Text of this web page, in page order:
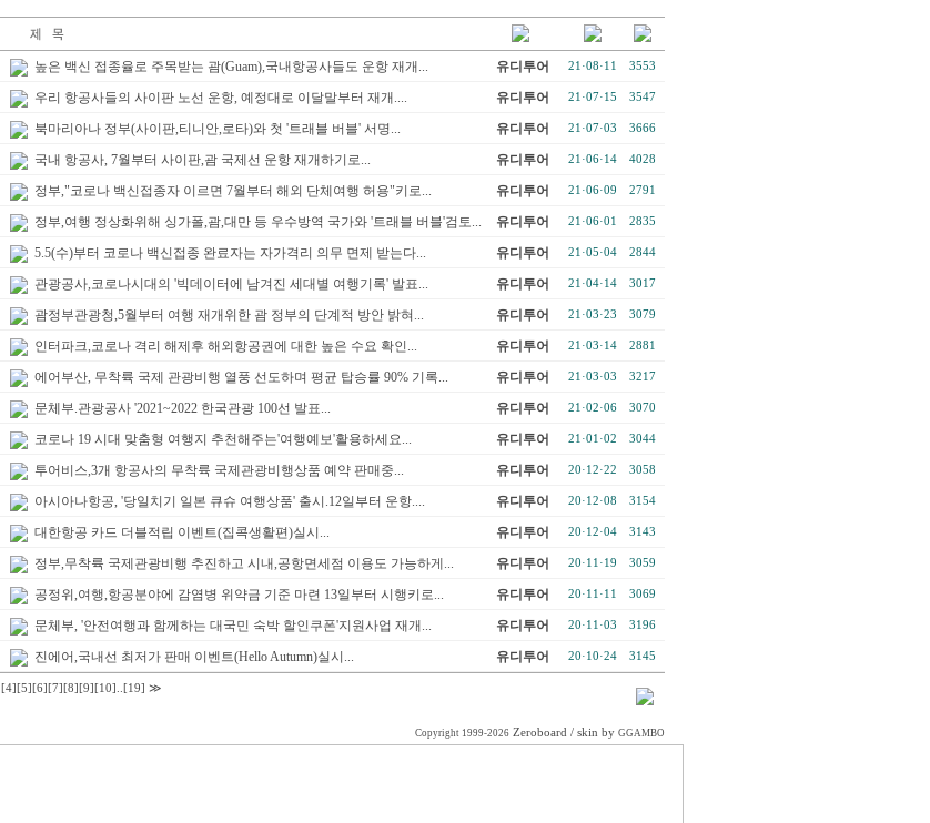
높은 백신 접종율로 주목받는 괌(Guam),국내항공사들도 운항 재개... 유디투어 21·08·11 3553
우리 항공사들의 사이판 노선 운항, 예정대로 이달말부터 재개.... 유디투어 21·07·15 3547
북마리아나 정부(사이판,티니안,로타)와 첫 '트래블 버블' 서명... 유디투어 21·07·03 3666
국내 항공사, 7월부터 사이판,괌 국제선 운항 재개하기로... 유디투어 21·06·14 4028
정부,"코로나 백신접종자 이르면 7월부터 해외 단체여행 허용"키로... 유디투어 21·06·09 2791
정부,여행 정상화위해 싱가폴,괌,대만 등 우수방역 국가와 '트래블 버블'검토... 유디투어 21·06·01 2835
5.5(수)부터 코로나 백신접종 완료자는 자가격리 의무 면제 받는다... 유디투어 21·05·04 2844
관광공사,코로나시대의 '빅데이터에 남겨진 세대별 여행기록' 발표... 유디투어 21·04·14 3017
괌정부관광청,5월부터 여행 재개위한 괌 정부의 단계적 방안 밝혀... 유디투어 21·03·23 3079
인터파크,코로나 격리 해제후 해외항공권에 대한 높은 수요 확인... 유디투어 21·03·14 2881
에어부산, 무착륙 국제 관광비행 열풍 선도하며 평균 탑승률 90% 기록... 유디투어 21·03·03 3217
문체부.관광공사 '2021~2022 한국관광 100선 발표... 유디투어 21·02·06 3070
코로나 19 시대 맞춤형 여행지 추천해주는'여행예보'활용하세요... 유디투어 21·01·02 3044
투어비스,3개 항공사의 무착륙 국제관광비행상품 예약 판매중... 유디투어 20·12·22 3058
아시아나항공, '당일치기 일본 큐슈 여행상품' 출시.12일부터 운항.... 유디투어 20·12·08 3154
대한항공 카드 더블적립 이벤트(집콕생활편)실시... 유디투어 20·12·04 3143
정부,무착륙 국제관광비행 추진하고 시내,공항면세점 이용도 가능하게... 유디투어 20·11·19 3059
공정위,여행,항공분야에 감염병 위약금 기준 마련 13일부터 시행키로... 유디투어 20·11·11 3069
문체부, '안전여행과 함께하는 대국민 숙박 할인쿠폰'지원사업 재개... 유디투어 20·11·03 3196
진에어,국내선 최저가 판매 이벤트(Hello Autumn)실시... 유디투어 20·10·24 3145
[4] [5] [6] [7] [8] [9] [10] [19] ≫
Copyright 1999-2026 Zeroboard / skin by GGAMBO